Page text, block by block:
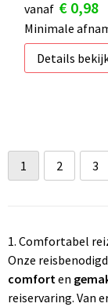
vanaf € 0,98
Minimale
Details
1 2 3
1. Comfortabel
Onze
comforten
reiservaring. Van